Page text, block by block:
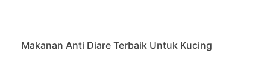
Makanan Anti Diare Terbaik Untuk Kucing